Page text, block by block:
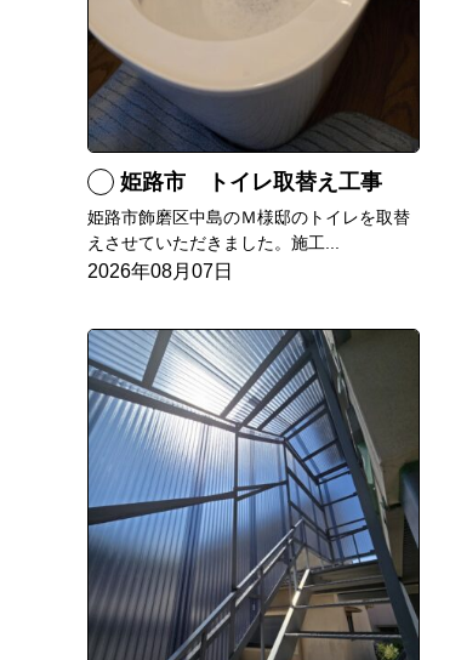
姫路市 トイレ取替え工事
姫路市飾磨区中島のＭ様邸のトイレを取替
えさせていただきました。施工...
2026年08月07日